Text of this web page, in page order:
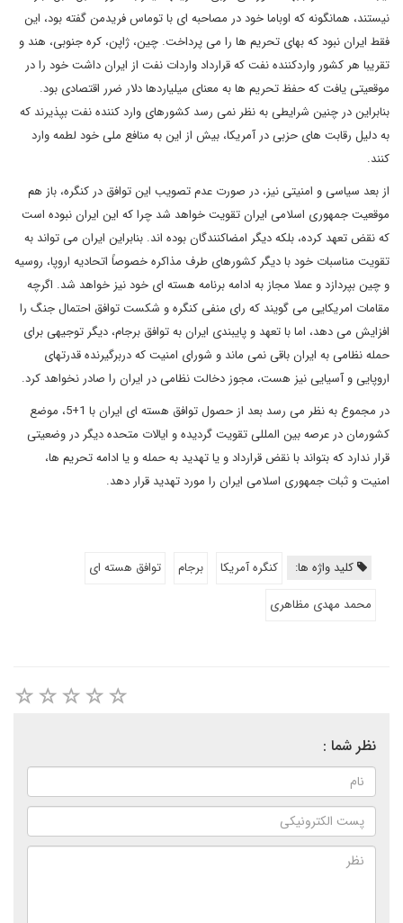
نیستند، همانگونه که اوباما خود در مصاحبه ای با توماس فریدمن گفته بود، این
فقط ایران نبود که بهای تحریم ها را می پرداخت. چین، ژاپن، کره جنوبی، هند و
تقریبا هر کشور واردکننده نفت که قرارداد واردات نفت از ایران داشت خود را در
موقعیتی یافت که حفظ تحریم ها به معنای میلیاردها دلار ضرر اقتصادی بود.
بنابراین در چنین شرایطی به نظر نمی رسد کشورهای وارد کننده نفت بپذیرند که
به دلیل رقابت های حزبی در آمریکا، بیش از این به منافع ملی خود لطمه وارد
کنند.
از بعد سیاسی و امنیتی نیز، در صورت عدم تصویب این توافق در کنگره، باز هم
موقعیت جمهوری اسلامی ایران تقویت خواهد شد چرا که این ایران نبوده است
که نقض تعهد کرده، بلکه دیگر امضاکنندگان بوده اند. بنابراین ایران می تواند به
تقویت مناسبات خود با دیگر کشورهای طرف مذاکره خصوصاً اتحادیه اروپا، روسیه
و چین بپردازد و عملا مجاز به ادامه برنامه هسته ای خود نیز خواهد شد. اگرچه
مقامات امریکایی می گویند که رای منفی کنگره و شکست توافق احتمال جنگ را
افزایش می دهد، اما با تعهد و پایبندی ایران به توافق برجام، دیگر توجیهی برای
حمله نظامی به ایران باقی نمی ماند و شورای امنیت که دربرگیرنده قدرتهای
اروپایی و آسیایی نیز هست، مجوز دخالت نظامی در ایران را صادر نخواهد کرد.
در مجموع به نظر می رسد بعد از حصول توافق هسته ای ایران با 1+5، موضع
کشورمان در عرصه بین المللی تقویت گردیده و ایالات متحده دیگر در وضعیتی
قرار ندارد که بتواند با نقض قرارداد و یا تهدید به حمله و یا ادامه تحریم ها،
امنیت و ثبات جمهوری اسلامی ایران را مورد تهدید قرار دهد.
کلید واژه ها: کنگره آمریکا برجام
توافق هسته ای
محمد مهدی مظاهری
نظر شما :